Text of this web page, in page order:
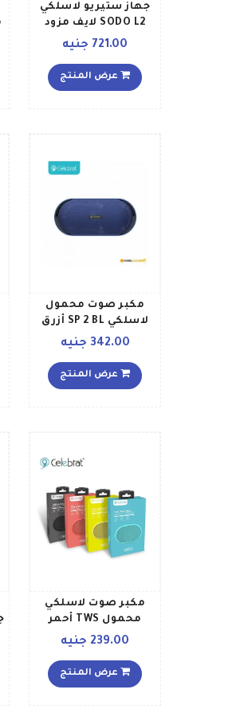
جهاز ستيريو لاسلكي
SODO L2 لايف مزود
بتقنية البلوتوث وفتحة
ومنفذ Aux وراديو FM
721.00 جنيه
عرض المنتج
مكبر صوت محمول
لاسلكي SP 2 BL أزرق
342.00 جنيه
عرض المنتج
مكبر صوت لاسلكي
محمول TWS أحمر
239.00 جنيه
عرض المنتج